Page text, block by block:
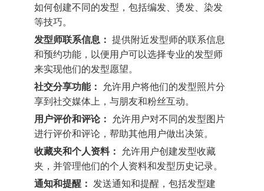
如何创建不同的发型，包括编发、烫发、染发
等技巧。
发型师联系信息： 提供附近发型师的联系信息
和预约功能，以便用户可以选择专业的发型师
来实现他们的发型愿望。
社交分享功能： 允许用户将他们的发型照片分
享到社交媒体上，与朋友和粉丝互动。
用户评价和评论： 允许用户对不同的发型图片
进行评价和评论，帮助其他用户做出决策。
收藏夹和个人资料： 允许用户创建发型收藏
夹，并管理他们的个人资料和发型历史记录。
通知和提醒： 发送通知和提醒，包括发型建